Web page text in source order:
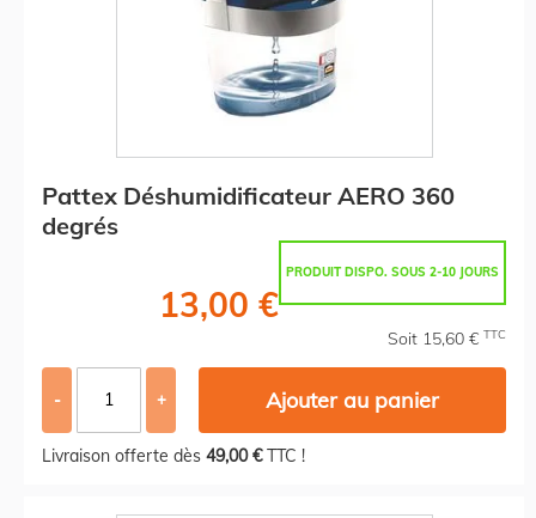
Pattex Déshumidificateur AERO 360
degrés
PRODUIT DISPO. SOUS 2-10 JOURS
13,00 €
Soit 15,60 € TTC
- + Ajouter au panier
Livraison offerte dès 49,00 €TTC !